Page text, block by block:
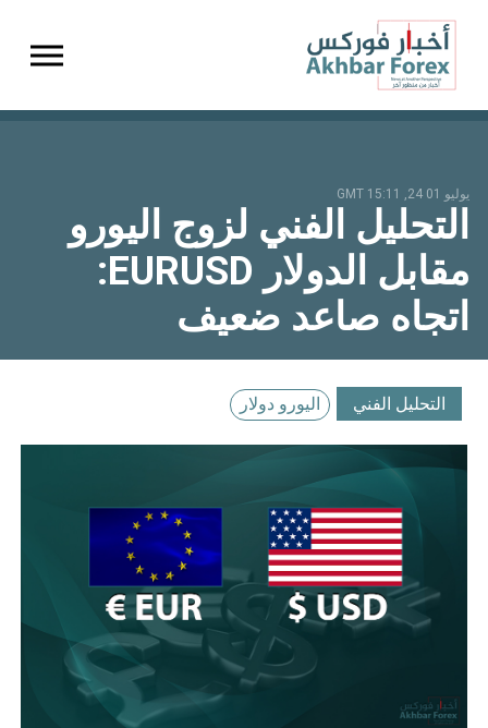
يوليو 01 24, 15:11 GMT
التحليل الفني لزوج اليورو
مقابل الدولار EURUSD:
اتجاه صاعد ضعيف
التحليل الفني اليورو دولار